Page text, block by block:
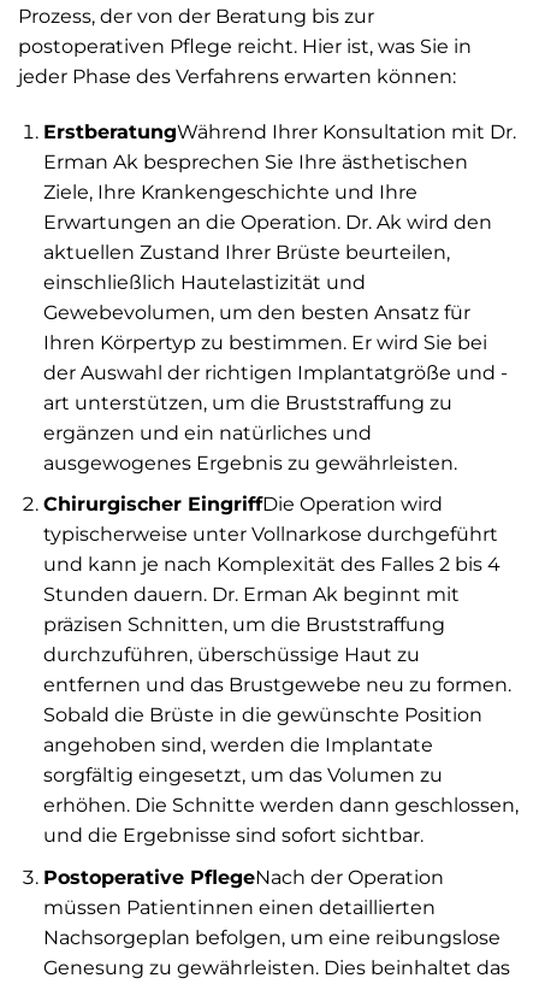
Prozess, der von der Beratung bis zur
postoperativen Pflege reicht. Hier ist, was Sie in
jeder Phase des Verfahrens erwarten können:
ErstberatungWährend Ihrer Konsultation mit Dr.
Erman Ak besprechen Sie Ihre ästhetischen
Ziele, Ihre Krankengeschichte und Ihre
Erwartungen an die Operation. Dr. Ak wird den
aktuellen Zustand Ihrer Brüste beurteilen,
einschließlich Hautelastizität und
Gewebevolumen, um den besten Ansatz für
Ihren Körpertyp zu bestimmen. Er wird Sie bei
der Auswahl der richtigen Implantatgröße und -
art unterstützen, um die Bruststraffung zu
ergänzen und ein natürliches und
ausgewogenes Ergebnis zu gewährleisten.
Chirurgischer EingriffDie Operation wird
typischerweise unter Vollnarkose durchgeführt
und kann je nach Komplexität des Falles 2 bis 4
Stunden dauern. Dr. Erman Ak beginnt mit
präzisen Schnitten, um die Bruststraffung
durchzuführen, überschüssige Haut zu
entfernen und das Brustgewebe neu zu formen.
Sobald die Brüste in die gewünschte Position
angehoben sind, werden die Implantate
sorgfältig eingesetzt, um das Volumen zu
erhöhen. Die Schnitte werden dann geschlossen,
und die Ergebnisse sind sofort sichtbar.
Postoperative PflegeNach der Operation
müssen Patientinnen einen detaillierten
Nachsorgeplan befolgen, um eine reibungslose
Genesung zu gewährleisten. Dies beinhaltet das